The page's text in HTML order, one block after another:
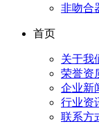
非吻合
首页
关于我
荣誉资
企业新
行业资
联系方